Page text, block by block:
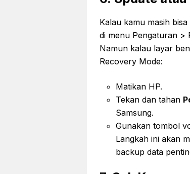
Kalau kamu masih
di menu Pengaturan >
Namun kalau layar
Recovery Mode:
Matikan HP.
Tekan dan tahan
Samsung.
Gunakan tombol
Langkah ini akan
backup data